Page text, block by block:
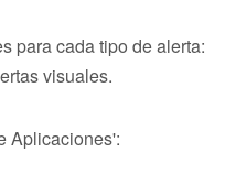
para cada tipo de alerta:
visuales.
Aplicaciones':